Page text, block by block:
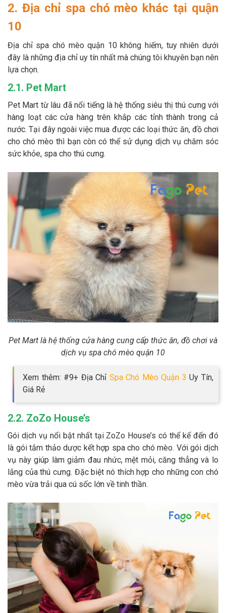
2. Địa chỉ spa chó mèo khác tại quận
10
Địa chỉ spa chó mèo quận 10 không hiếm, tuy nhiên dưới
đây là những địa chỉ uy tín nhất mà chúng tôi khuyên bạn nên
lựa chọn.
2.1. Pet Mart
Pet Mart từ lâu đã nổi tiếng là hệ thống siêu thị thú cưng với
hàng loạt các cửa hàng trên khắp các tỉnh thành trong cả
nước. Tại đây ngoài việc mua được các loại thức ăn, đồ chơi
cho chó mèo thì bạn còn có thể sử dụng dịch vụ chăm sóc
sức khỏe, spa cho thú cưng.
Pet Mart là hệ thống cửa hàng cung cấp thức ăn, đồ chơi và
dịch vụ spa chó mèo quận 10
Xem thêm: #9+ Địa Chỉ Spa Chó Mèo Quận 3 Uy Tín,
Giá Rẻ
2.2. ZoZo House’s
Gói dịch vụ nổi bật nhất tại ZoZo House’s có thể kể đến đó
là gói tắm thảo dược kết hợp spa cho chó mèo. Với gói dịch
vụ này giúp làm giảm đau nhức, mệt mỏi, căng thẳng và lo
lắng của thú cưng. Đặc biệt nó thích hợp cho những con chó
mèo vừa trải qua cú sốc lớn về tinh thần.